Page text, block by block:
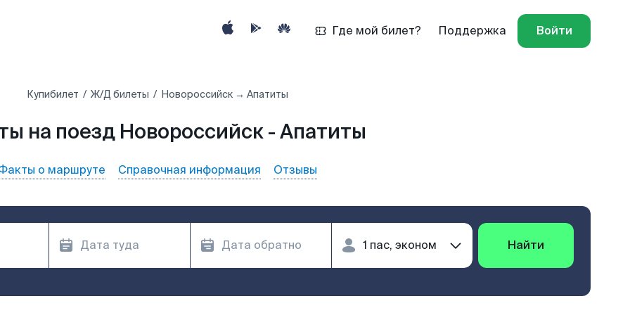
Где мой билет? Поддержка Войти
Купибилет Ж/Д билеты Новороссийск → Апатиты
на поезд Новороссийск - Апатиты
о маршруте Справочная информация Отзывы
Найти